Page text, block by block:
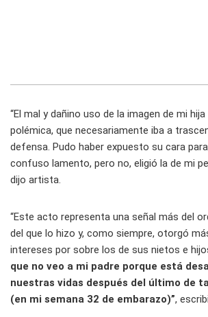
“El mal y dañino uso de la imagen de mi
polémica, que necesariamente iba a
defensa. Pudo haber expuesto su cara
confuso lamento, pero no, eligió la de mi
dijo artista.
“Este acto representa una señal más del
del que lo hizo y, como siempre, otorgó
intereses por sobre los de sus nietos e
que no veo a mi padre porque está
nuestras vidas después del último de
(en mi semana 32 de embarazo)”,